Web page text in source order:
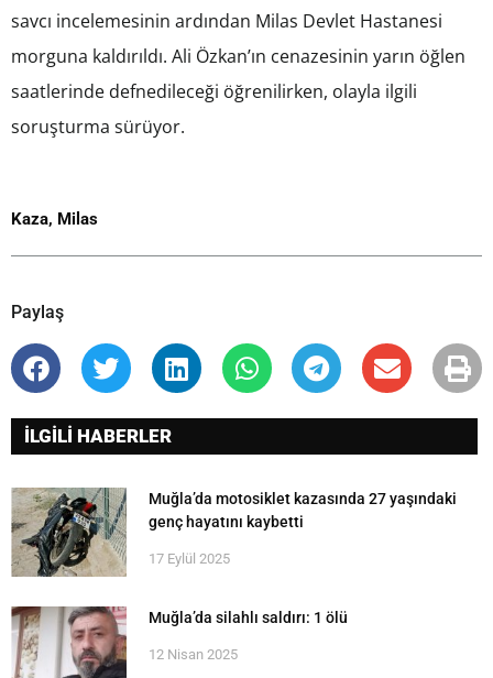
savcı incelemesinin ardından Milas Devlet Hastanesi
morguna kaldırıldı. Ali Özkan’ın cenazesinin yarın öğlen
saatlerinde defnedileceği öğrenilirken, olayla ilgili
soruşturma sürüyor.
Kaza, Milas
Paylaş
İLGİLİ HABERLER
Muğla’da motosiklet kazasında 27 yaşındaki
genç hayatını kaybetti
17 Eylül 2025
Muğla’da silahlı saldırı: 1 ölü
12 Nisan 2025